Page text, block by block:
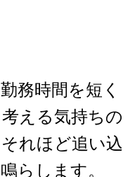
務時間を短く
える気持ちの
れほど追い込
らします。